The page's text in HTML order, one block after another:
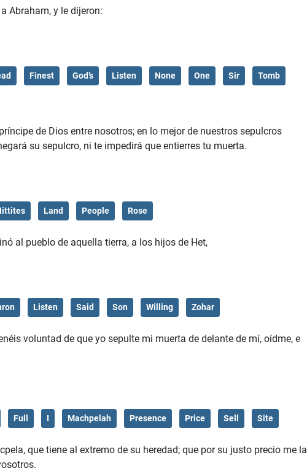
Abraham, y le dijeron:
Finest God’s Listen None One Sir Tomb
de Dios entre nosotros; en lo mejor de nuestros sepulcros
su sepulcro, ni te impedirá que entierres tu muerta.
Land People Rose
al pueblo de aquella tierra, a los hijos de Het,
Listen Said Son Willing Zohar
voluntad de que yo sepulte mi muerta de delante de mí, oídme, e
Full I Machpelah Presence Price Sell Site
que tiene al extremo de su heredad; que por su justo precio me la